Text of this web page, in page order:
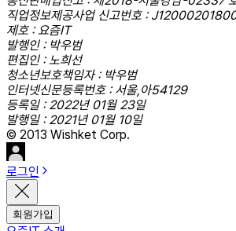
직업정보제공사업 신고번호 :
제호 : 요즘IT
발행인 : 박우범
편집인 : 노희선
청소년보호책임자 : 박우범
인터넷신문등록번호 : 서울,아54129
등록일 : 2022년 01월 23일
발행일 : 2021년 01월 10일
© 2013 Wishket Corp.
로그인
회원가입